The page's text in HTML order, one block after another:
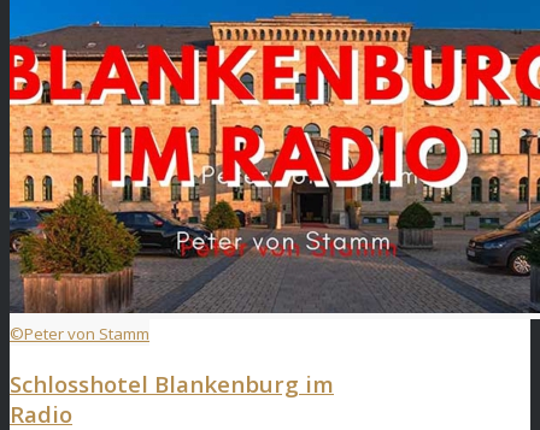
©Peter von Stamm
Schlosshotel Blankenburg im
Radio